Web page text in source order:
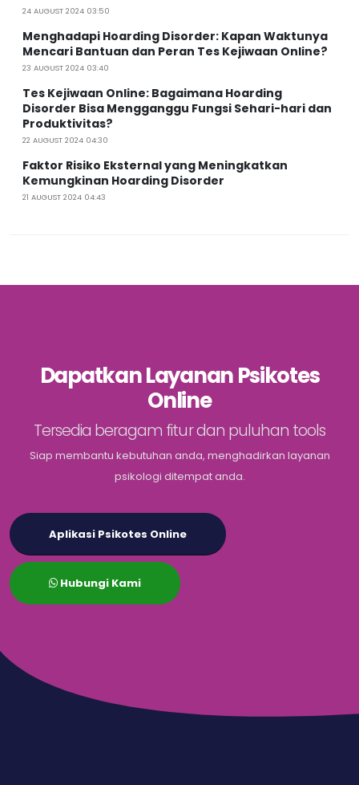
24 AUGUST 2024 03:50
Menghadapi Hoarding Disorder: Kapan Waktunya
Mencari Bantuan dan Peran Tes Kejiwaan Online?
23 AUGUST 2024 03:40
Tes Kejiwaan Online: Bagaimana Hoarding
Disorder Bisa Mengganggu Fungsi Sehari-hari dan
Produktivitas?
22 AUGUST 2024 04:30
Faktor Risiko Eksternal yang Meningkatkan
Kemungkinan Hoarding Disorder
21 AUGUST 2024 04:43
Dapatkan Layanan Psikotes
Online
Tersedia beragam fitur dan puluhan tools
Siap membantu kebutuhan anda, menghadirkan layanan
psikologi ditempat anda.
Aplikasi Psikotes Online
Hubungi Kami